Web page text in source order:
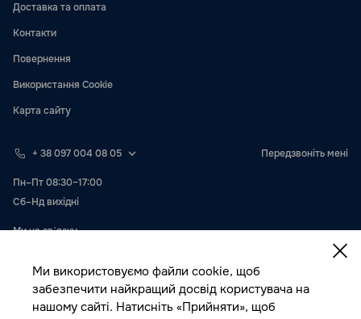
Доставка та оплата
Контакти
Повернення
Використання Cookie
Карта сайту
+ 38 097 004 08 05 Передзвоніть мені
Пн–Пт 08:30–17:00
Сб–Нд вихідні
Ми на звʼязку
Ми використовуємо файли cookie, щоб
забезпечити найкращий досвід користувача на
нашому сайті. Натисніть «Прийняти», щоб